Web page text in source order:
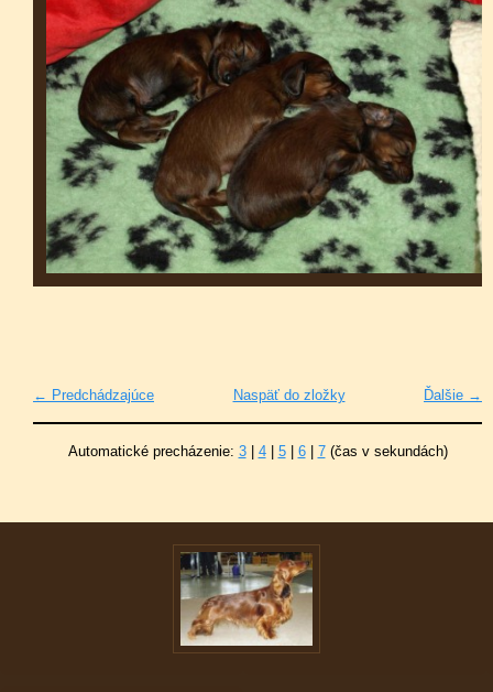
← Predchádzajúce Ďalšie →
Naspäť do zložky
Automatické precházenie: 3| 4| 5| 6| 7(čas v sekundách)